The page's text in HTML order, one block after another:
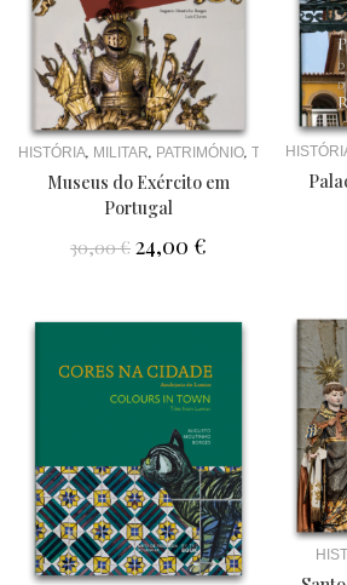
HISTÓRIA, MILITAR, PATRIMÓNIO, TURISMO
Museus do Exército em
Portugal
30,00€ 24,00 €